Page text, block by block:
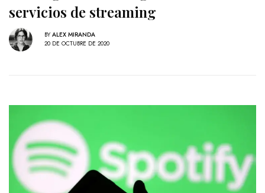
servicios de streaming
BY ALEX MIRANDA
20 DE OCTUBRE DE 2020